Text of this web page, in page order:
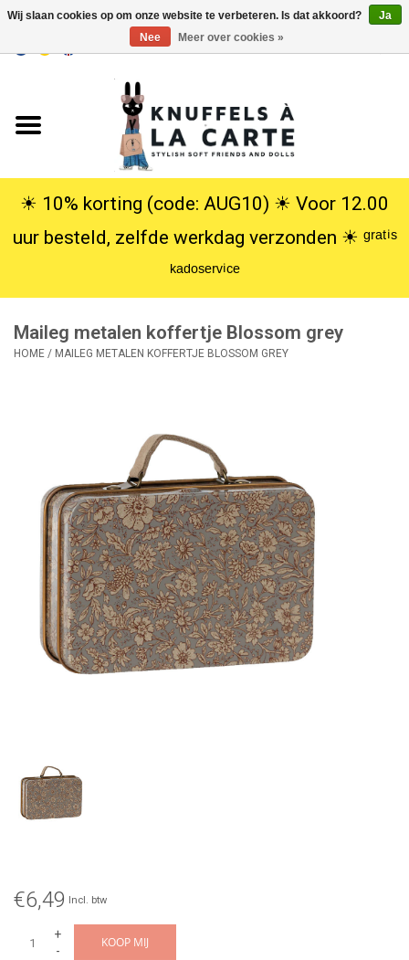
USD
Knuffels
Poppen
SALE
Cadeauservice
Merken
☀︎ 10% korting (code: AUG10) ☀︎ Voor 12.00
uur besteld, zelfde werkdag verzonden ☀︎ ᵍʳᵃᵗⁱˢ
ᵏᵃᵈᵒˢᵉʳᵛⁱᶜᵉ
Maileg metalen koffertje Blossom grey
HOME / MAILEG METALEN KOFFERTJE BLOSSOM GREY
€6,49 Incl. btw
+
-
KOOP MIJ
Wij slaan cookies op om onze website te verbeteren. Is dat akkoord?
Ja
Nee
Meer over cookies »